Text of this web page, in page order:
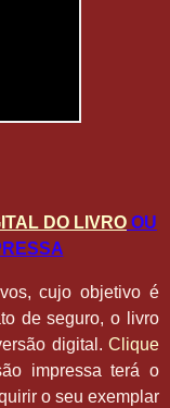
DO LIVRO OU
cujo objetivo é
de seguro, o livro
digital. Clique
impressa terá o
o seu exemplar